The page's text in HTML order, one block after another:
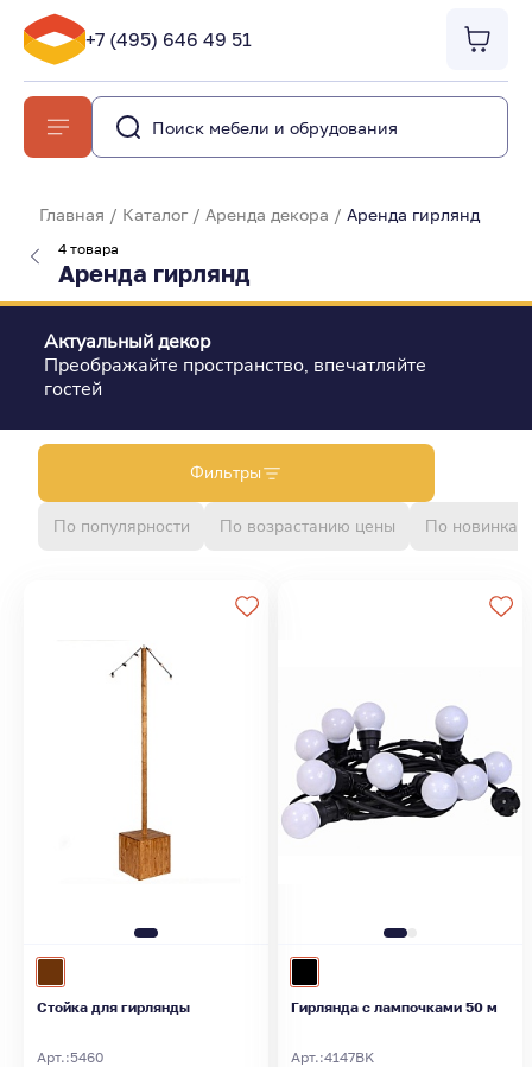
+7 (495) 646 49 51
Главная / Каталог/ Аренда декора / Аренда гирлянд
Аренда гирлянд
4 товара
Актуальный декор
Преображайте пространство, впечатляйте
гостей
Фильтры
По популярности По возрастанию цены По новинкам
Стойка для гирлянды
Арт.:5460
Гирлянда с лампочками 50 м
Арт.:4147BK